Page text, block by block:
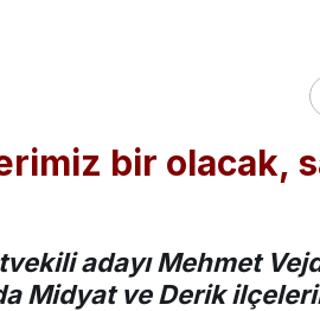
bir olacak,
adayı Mehmet
Midyat ve Derik